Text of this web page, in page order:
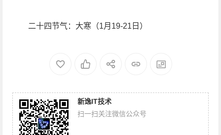
二十四节气：大寒（1月19-21日）
新逸IT技术
扫一扫关注微信公众号